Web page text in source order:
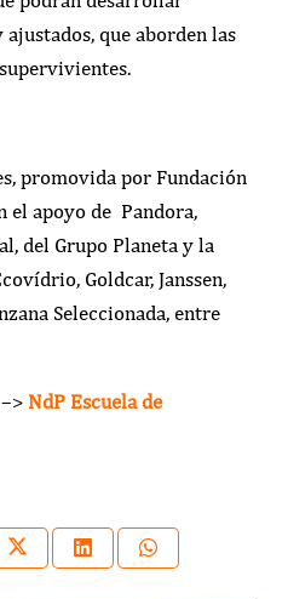
que aborden las
promovida por Fundación
el apoyo de Pandora,
del Grupo Planeta y la
Goldcar, Janssen,
Seleccionada, entre
NdP Escuela de